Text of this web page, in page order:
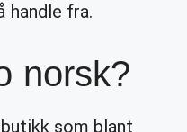
handle fra.
norsk?
som blant